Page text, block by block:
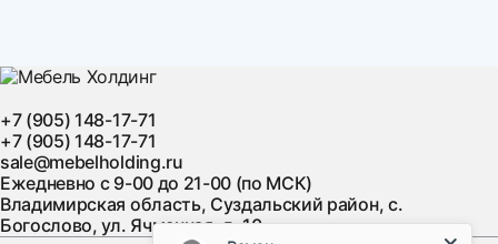
+7 (905) 148-17-71
+7 (905) 148-17-71
sale@mebelholding.ru
Ежедневно с 9-00 до 21-00 (по МСК)
Владимирская область, Суздальский район, с.
Богослово, ул. Ячменная, д. 10